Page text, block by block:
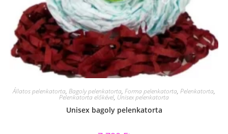
Állatos pelenkatorta, Bagoly pelenkatorta, Forma pelenkatorta, Pelenkatorta,
Pelenkatorta előkével, Unisex pelenkatorta
Unisex bagoly pelenkatorta